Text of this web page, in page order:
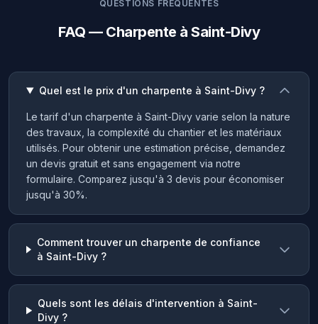
QUESTIONS FRÉQUENTES
FAQ — Charpente à Saint-Divy
Quel est le prix d'un charpente à Saint-Divy ?
Le tarif d'un charpente à Saint-Divy varie selon la nature
des travaux, la complexité du chantier et les matériaux
utilisés. Pour obtenir une estimation précise, demandez
un devis gratuit et sans engagement via notre
formulaire. Comparez jusqu'à 3 devis pour économiser
jusqu'à 30%.
Comment trouver un charpente de confiance
à Saint-Divy ?
Quels sont les délais d'intervention à Saint-
Divy ?